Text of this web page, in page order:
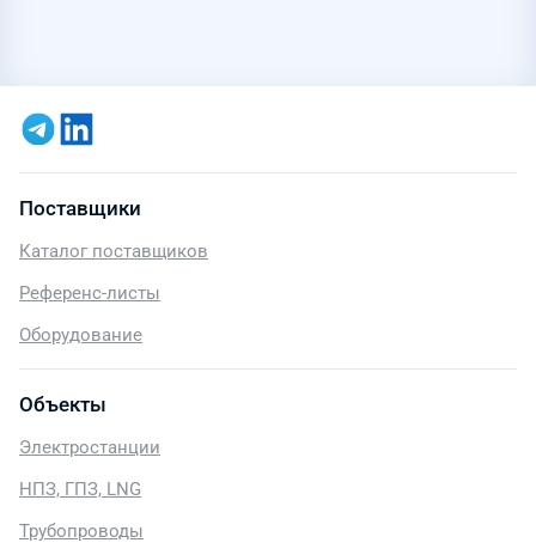
Поставщики
Каталог поставщиков
Референс-листы
Оборудование
Объекты
Электростанции
НПЗ, ГПЗ, LNG
Трубопроводы